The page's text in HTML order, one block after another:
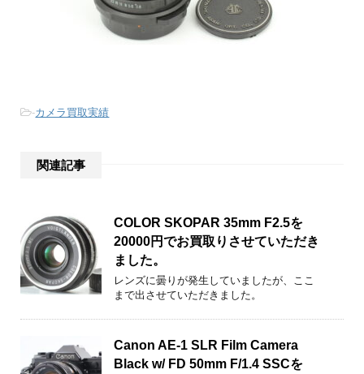
-カメラ買取実績
関連記事
COLOR SKOPAR 35mm F2.5を
20000円でお買取りさせていただき
ました。
レンズに曇りが発生していましたが、ここ
まで出させていただきました。
Canon AE-1 SLR Film Camera
Black w/ FD 50mm F/1.4 SSCを